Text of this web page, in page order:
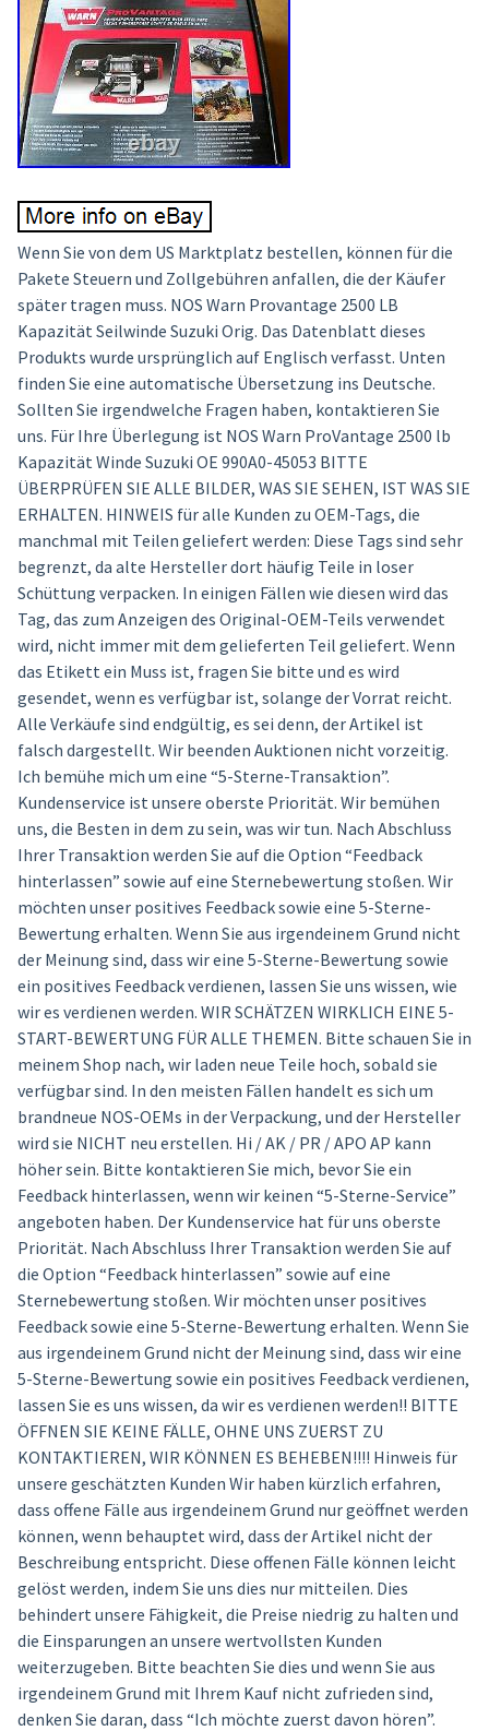
Wenn Sie von dem US Marktplatz bestellen, können für die
Pakete Steuern und Zollgebühren anfallen, die der Käufer
später tragen muss. NOS Warn Provantage 2500 LB
Kapazität Seilwinde Suzuki Orig. Das Datenblatt dieses
Produkts wurde ursprünglich auf Englisch verfasst. Unten
finden Sie eine automatische Übersetzung ins Deutsche.
Sollten Sie irgendwelche Fragen haben, kontaktieren Sie
uns. Für Ihre Überlegung ist NOS Warn ProVantage 2500 lb
Kapazität Winde Suzuki OE 990A0-45053 BITTE
ÜBERPRÜFEN SIE ALLE BILDER, WAS SIE SEHEN, IST WAS SIE
ERHALTEN. HINWEIS für alle Kunden zu OEM-Tags, die
manchmal mit Teilen geliefert werden: Diese Tags sind sehr
begrenzt, da alte Hersteller dort häufig Teile in loser
Schüttung verpacken. In einigen Fällen wie diesen wird das
Tag, das zum Anzeigen des Original-OEM-Teils verwendet
wird, nicht immer mit dem gelieferten Teil geliefert. Wenn
das Etikett ein Muss ist, fragen Sie bitte und es wird
gesendet, wenn es verfügbar ist, solange der Vorrat reicht.
Alle Verkäufe sind endgültig, es sei denn, der Artikel ist
falsch dargestellt. Wir beenden Auktionen nicht vorzeitig.
Ich bemühe mich um eine “5-Sterne-Transaktion”.
Kundenservice ist unsere oberste Priorität. Wir bemühen
uns, die Besten in dem zu sein, was wir tun. Nach Abschluss
Ihrer Transaktion werden Sie auf die Option “Feedback
hinterlassen” sowie auf eine Sternebewertung stoßen. Wir
möchten unser positives Feedback sowie eine 5-Sterne-
Bewertung erhalten. Wenn Sie aus irgendeinem Grund nicht
der Meinung sind, dass wir eine 5-Sterne-Bewertung sowie
ein positives Feedback verdienen, lassen Sie uns wissen, wie
wir es verdienen werden. WIR SCHÄTZEN WIRKLICH EINE 5-
START-BEWERTUNG FÜR ALLE THEMEN. Bitte schauen Sie in
meinem Shop nach, wir laden neue Teile hoch, sobald sie
verfügbar sind. In den meisten Fällen handelt es sich um
brandneue NOS-OEMs in der Verpackung, und der Hersteller
wird sie NICHT neu erstellen. Hi / AK / PR / APO AP kann
höher sein. Bitte kontaktieren Sie mich, bevor Sie ein
Feedback hinterlassen, wenn wir keinen “5-Sterne-Service”
angeboten haben. Der Kundenservice hat für uns oberste
Priorität. Nach Abschluss Ihrer Transaktion werden Sie auf
die Option “Feedback hinterlassen” sowie auf eine
Sternebewertung stoßen. Wir möchten unser positives
Feedback sowie eine 5-Sterne-Bewertung erhalten. Wenn Sie
aus irgendeinem Grund nicht der Meinung sind, dass wir eine
5-Sterne-Bewertung sowie ein positives Feedback verdienen,
lassen Sie es uns wissen, da wir es verdienen werden!! BITTE
ÖFFNEN SIE KEINE FÄLLE, OHNE UNS ZUERST ZU
KONTAKTIEREN, WIR KÖNNEN ES BEHEBEN!!!! Hinweis für
unsere geschätzten Kunden Wir haben kürzlich erfahren,
dass offene Fälle aus irgendeinem Grund nur geöffnet werden
können, wenn behauptet wird, dass der Artikel nicht der
Beschreibung entspricht. Diese offenen Fälle können leicht
gelöst werden, indem Sie uns dies nur mitteilen. Dies
behindert unsere Fähigkeit, die Preise niedrig zu halten und
die Einsparungen an unsere wertvollsten Kunden
weiterzugeben. Bitte beachten Sie dies und wenn Sie aus
irgendeinem Grund mit Ihrem Kauf nicht zufrieden sind,
denken Sie daran, dass “Ich möchte zuerst davon hören”.